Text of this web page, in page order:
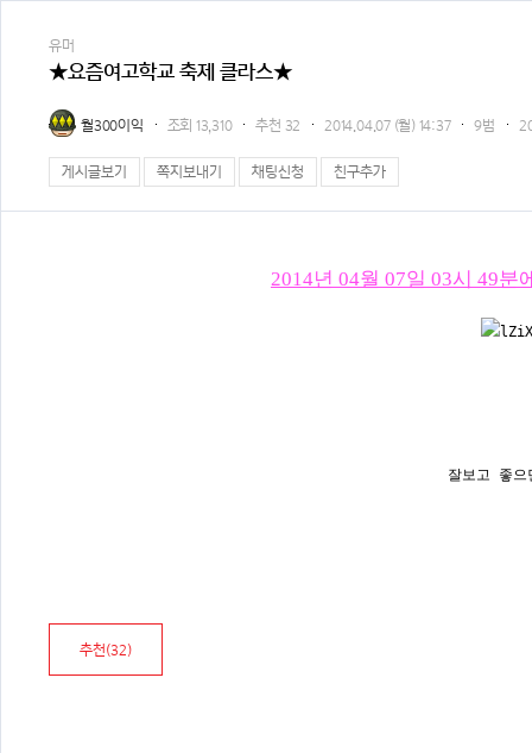
유머
★요즘여고학교 축제 클라스★
월300이익 조회 13,310 추천 32 2014.04.07 (월) 14:37 9범
게시글보기 쪽지보내기 채팅신청 친구추가
2014년 04월 07일 03시 49
잘보고 좋으면 추천
추천(32)